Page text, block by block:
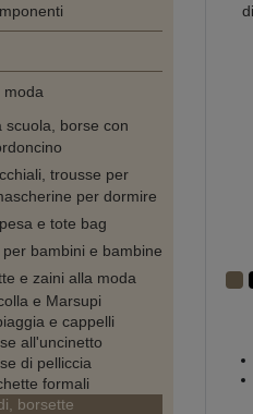
moda
scuola, borse con
trousse per
per dormire
e tote bag
bambini e bambine
e zaini alla moda
e Marsupi
e cappelli
all'uncinetto
di pelliccia
formali
borsette